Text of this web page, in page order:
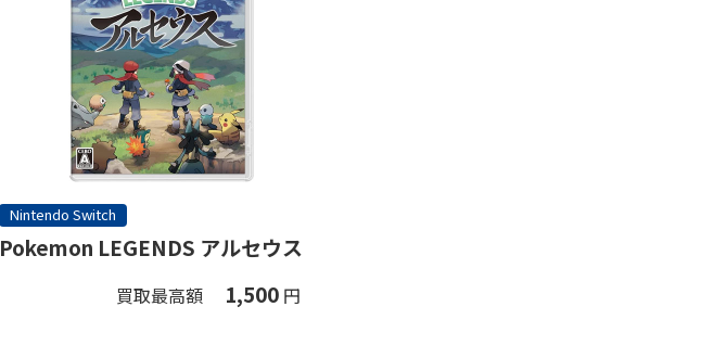
Nintendo Switch
Pokemon LEGENDS アルセウス
買取最高額 1,500 円